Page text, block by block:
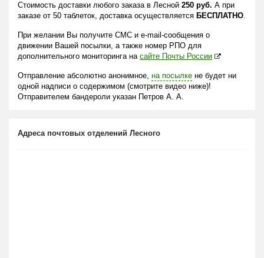
Стоимость доставки любого заказа в Лесной 250 руб. А при
заказе от 50 таблеток, доставка осуществляется БЕСПЛАТНО.
При желании Вы получите СМС и e-mail-сообщения о
движении Вашей посылки, а также номер РПО для
дополнительного мониторинга на сайте Почты России
Отправление абсолютно анонимное, на посылке не будет ни
одной надписи о содержимом (смотрите видео ниже)!
Отправителем бандероли указан Петров А. А.
Адреса почтовых отделений Лесного